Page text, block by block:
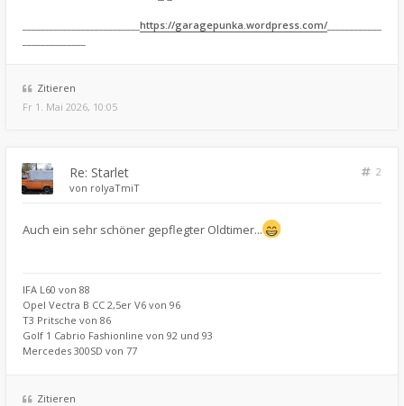
https://garagepunka.wordpress.com/
Zitieren
Fr 1. Mai 2026, 10:05
Re: Starlet
2
von rolyaTmiT
Auch ein sehr schöner gepflegter Oldtimer...
IFA L60 von 88
Opel Vectra B CC 2,5er V6 von 96
T3 Pritsche von 86
Golf 1 Cabrio Fashionline von 92 und 93
Mercedes 300SD von 77
Zitieren